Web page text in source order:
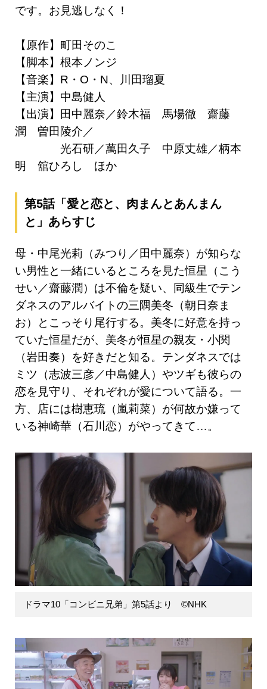
です。お見逃しなく！
【原作】町田そのこ
【脚本】根本ノンジ
【音楽】R・O・N、川田瑠夏
【主演】中島健人
【出演】田中麗奈／鈴木福 馬場徹 齋藤
潤 曽田陵介／
光石研／萬田久子 中原丈雄／柄本
明 舘ひろし ほか
第5話「愛と恋と、肉まんとあんまん
と」あらすじ
母・中尾光莉（みつり／田中麗奈）が知らな
い男性と一緒にいるところを見た恒星（こう
せい／齋藤潤）は不倫を疑い、同級生でテン
ダネスのアルバイトの三隅美冬（朝日奈ま
お）とこっそり尾行する。美冬に好意を持っ
ていた恒星だが、美冬が恒星の親友・小関
（岩田奏）を好きだと知る。テンダネスでは
ミツ（志波三彦／中島健人）やツギも彼らの
恋を見守り、それぞれが愛について語る。一
方、店には樹恵琉（嵐莉菜）が何故か嫌って
いる神崎華（石川恋）がやってきて…。
ドラマ10「コンビニ兄弟」第5話より ©NHK